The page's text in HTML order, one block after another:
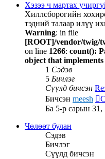
Хэзээ ч мартах
Хиллсборогийн
тэдний талаар илүү
Warning: in file
[ROOT]/vendor/twig/
on line 1266: count():
object that
1 Сэдэв
5 Бичлэг
Сүүлд бичсэн
Бичсэн meesh
Ба 5-р сарын 31,
Чөлөөт булан
Сэдэв
Бичлэг
Сүүлд бичсэн